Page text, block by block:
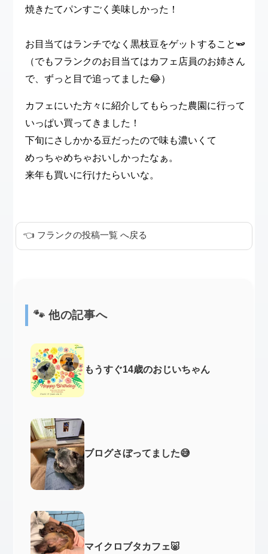
焼きたてパンすごく美味しかった！
お目当てはランチでなく黒枝豆をゲットすること🫛
（でもフランクのお目当てはカフェ店員のお姉さん
で、ずっと目で追ってました😂）
カフェにいた方々に紹介してもらった農園に行って
いっぱい買ってきました！
下旬にさしかかる豆だったので味も濃いくて
めっちゃめちゃおいしかったなぁ。
来年も買いに行けたらいいな。
👈 フランクの投稿一覧 へ戻る
🐾 他の記事へ
もうすぐ14歳のおじいちゃん
ブログさぼってました😅
マイクロブタカフェ🐷